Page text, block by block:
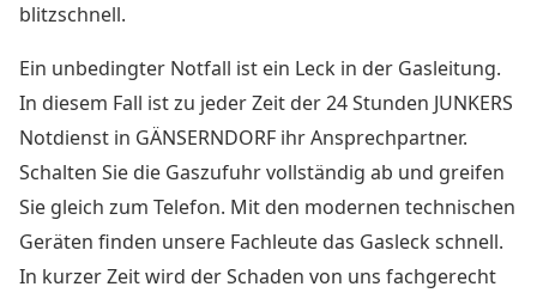
blitzschnell.
Ein unbedingter Notfall ist ein Leck in der Gasleitung.
In diesem Fall ist zu jeder Zeit der24 Stunden JUNKERS
Notdienst in GÄNSERNDORF ihr Ansprechpartner.
Schalten Sie die Gaszufuhr vollständig ab und greifen
Sie gleich zum Telefon. Mit den modernen technischen
Geräten finden unsere Fachleute das Gasleck schnell.
In kurzer Zeit wird der Schaden von uns fachgerecht